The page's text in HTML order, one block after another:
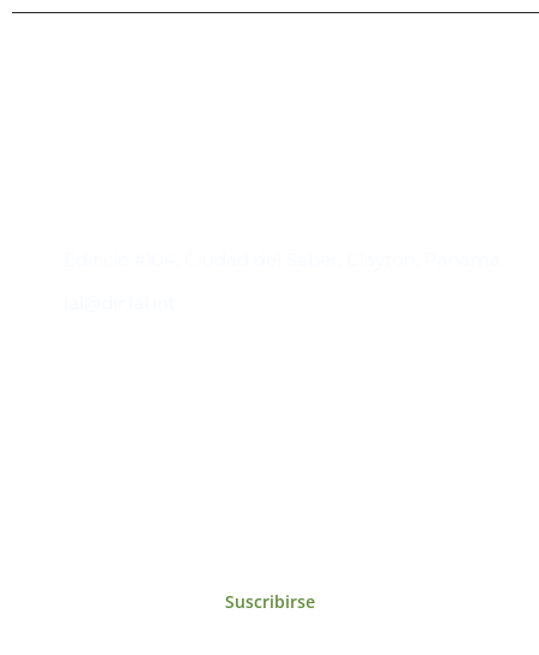
Suscribirse